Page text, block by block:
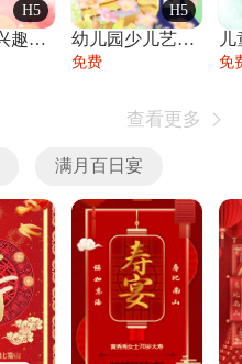
H5
少儿舞蹈兴趣班艺术培训学校招生宣传
H5
幼儿园少儿艺术展览绘画展摄影作品展美术展
免费 免
查看更多 
满月百日宴